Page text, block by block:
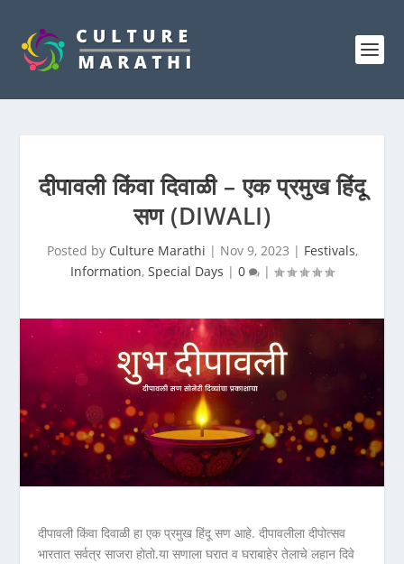
दीपावली किंवा दिवाळी – एक प्रमुख हिंदू
सण (DIWALI)
Posted by Culture Marathi | Nov 9, 2023 | Festivals,
Information, Special Days | 0 |
दीपावली किंवा दिवाळी हा एक प्रमुख हिंदू सण आहे. दीपावलीला दीपोत्सव
भारतात सर्वत्र साजरा होतो.या सणाला घरात व घराबाहेर तेलाचे लहान दिवे